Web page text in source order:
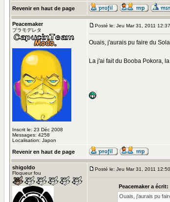
Revenir en haut de page
Peacemaker
プラモデレタ
Inscrit le: 23 Déc 2008
Messages: 4258
Localisation: Japon
Posté le: Jeu Mar 31, 2011 12:37
Ouais, j'aurais pu faire du
La j'ai fait du Booba Pokora,
Revenir en haut de page
shigoldo
Floqueur fou
Posté le: Jeu Mar 31, 2011 12:50
Peacemaker a écrit:
Ouais, j'aurais pu